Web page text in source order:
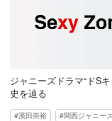
ジャニーズドラマ“ドS
史を辿る
濱田崇裕 関西ジャニー